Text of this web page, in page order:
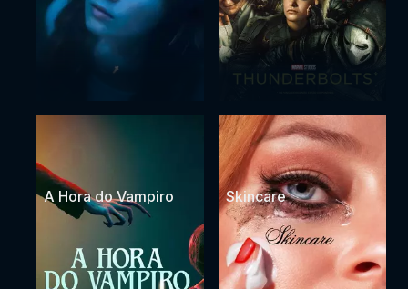
A Hora do Vampiro Skincare